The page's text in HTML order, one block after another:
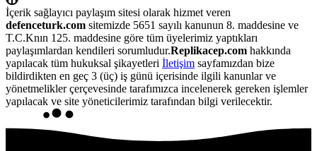
İçerik sağlayıcı paylaşım sitesi olarak hizmet veren
defenceturk.com sitemizde 5651 sayılı kanunun 8. maddesine ve
T.C.Knın 125. maddesine göre tüm üyelerimiz yaptıkları
paylaşımlardan kendileri sorumludur.Replikacep.com hakkında
yapılacak tüm hukuksal şikayetleri İletişim sayfamızdan bize
bildirdikten en geç 3 (üç) iş günü içerisinde ilgili kanunlar ve
yönetmelikler çerçevesinde tarafımızca incelenerek gereken işlemler
yapılacak ve site yöneticilerimiz tarafından bilgi verilecektir.